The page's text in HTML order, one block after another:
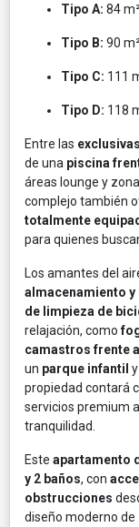
Tipo A: 84
Tipo B: 90
Tipo C: 111
Tipo D: 118
Entre las
de una piscina
áreas lounge y
complejo también
totalmente
para quienes
Los amantes del
almacenamiento
de limpieza de
relajación, como
camastros frente
un parque infantil
propiedad contará
servicios premium
tranquilidad.
Este apartamento
y 2 baños, con
obstrucciones
diseño moderno de